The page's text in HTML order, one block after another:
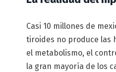
Casi 10 millones de
tiroides no produce las
el metabolismo, el
la gran mayoría de los